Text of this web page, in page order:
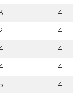
4
4
4
4
5
4